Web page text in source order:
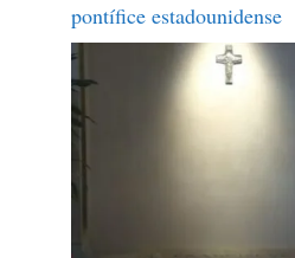
pontífice estadounidense